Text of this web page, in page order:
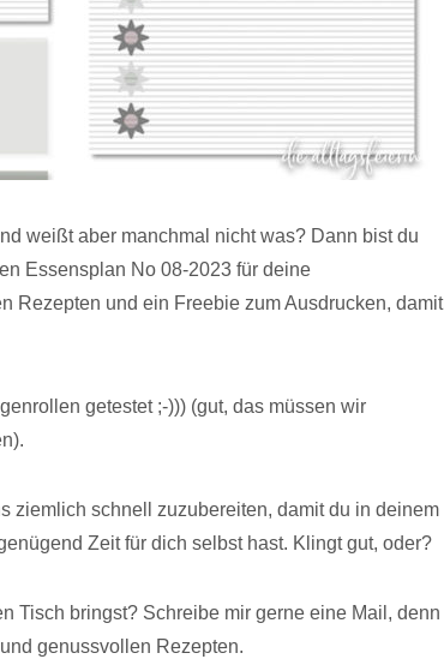
weißt aber manchmal nicht was? Dann bist du
Essensplan No 08-2023 für deine
Rezepten und ein Freebie zum Ausdrucken, damit
getestet ;-))) (gut, das müssen wir
ziemlich schnell zuzubereiten, damit du in deinem
Zeit für dich selbst hast. Klingt gut, oder?
Tisch bringst? Schreibe mir gerne eine Mail, denn
genussvollen Rezepten.